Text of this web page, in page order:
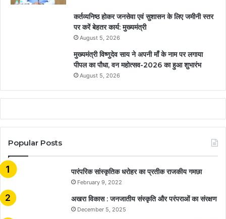
कर्तव्यनिष्ठ होकर जनसेवा एवं सुशासन के लिए जमीनी स्तर
पर करें बेहतर कार्य: मुख्यमंत्री
August 5, 2026
मुख्यमंत्री विष्णुदेव साय ने अपनी माँ के नाम पर लगाया
पीपल का पौधा, वन महोत्सव-2026 का हुआ शुभारंभ
August 5, 2026
Popular Posts
​​​​​​​पारंपरिक सांस्कृतिक धरोहर का प्रतीक राजकीय गमछा
February 9, 2022
अखरा विकास : जनजातीय संस्कृति और परंपराओं का संरक्षण
December 5, 2025